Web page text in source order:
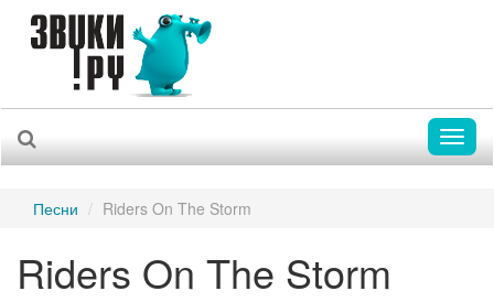
Песни Riders On The Storm
Riders On The Storm